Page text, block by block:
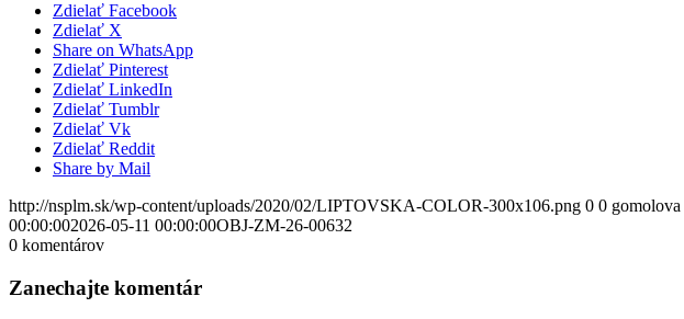
Zdielať Facebook
Zdielať X
Share on WhatsApp
Zdielať Pinterest
Zdielať LinkedIn
Zdielať Tumblr
Zdielať Vk
Zdielať Reddit
Share by Mail
http://nsplm.sk/wp-content/uploads/2020/02/LIPTOVSKA-COLOR-300x106.png 0 0 gomolova
00:00:002026-05-11 00:00:00OBJ-ZM-26-00632
0 komentárov
Zanechajte komentár